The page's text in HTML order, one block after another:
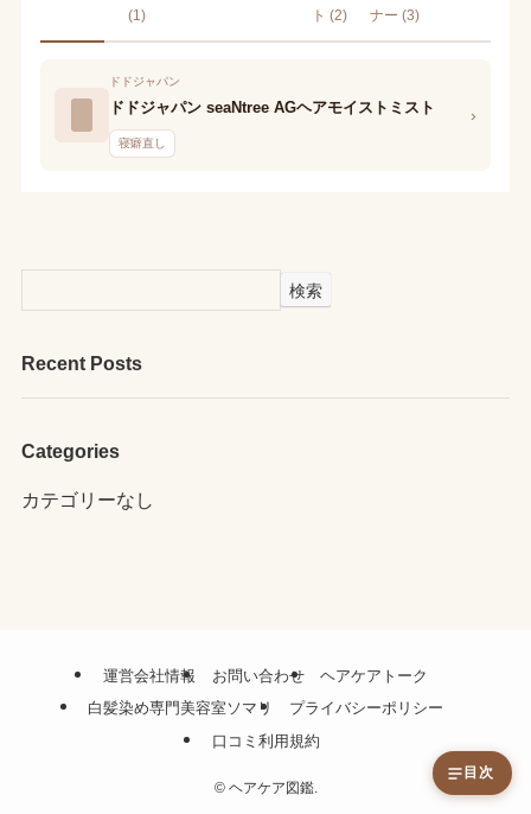
(1)
ト (2)
ナー (3)
ドドジャパン
ドドジャパン seaNtree AGヘアモイストミスト
寝癖直し
›
検索
Recent Posts
Categories
カテゴリーなし
運営会社情報 お問い合わせ
ヘアケアトーク
白髪染め専門美容室ソマリ
プライバシーポリシー
口コミ利用規約
©ヘアケア図鑑.
目次